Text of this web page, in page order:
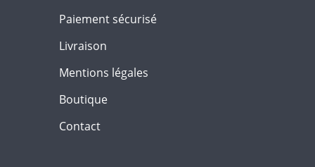
Paiement sécurisé
Livraison
Mentions légales
Boutique
Contact